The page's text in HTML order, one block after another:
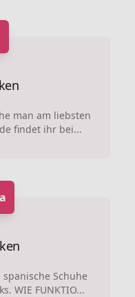
man am liebsten
findet ihr bei...
Schuhe
WIE FUNKTIO...